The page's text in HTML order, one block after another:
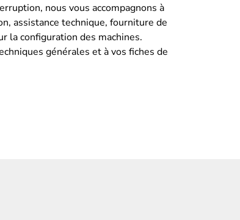
nous vous accompagnons à
assistance technique, fourniture de
la configuration des machines.
générales et à vos fiches de